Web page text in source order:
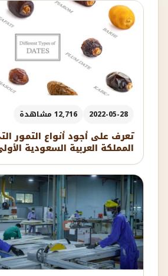
2022-05-28 12,716 مشاهدة
تعرف على أجود أنواع التمور
المملكة العربية السعودية